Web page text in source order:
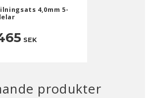
4,0mm 5-
SEK
produkter